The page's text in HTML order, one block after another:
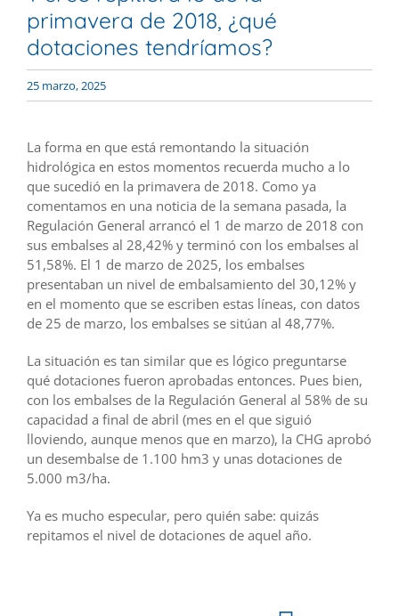
primavera de 2018, ¿qué
dotaciones tendríamos?
25 marzo, 2025
La forma en que está remontando la situación
hidrológica en estos momentos recuerda mucho a lo
que sucedió en la primavera de 2018. Como ya
comentamos en una noticia de la semana pasada, la
Regulación General arrancó el 1 de marzo de 2018 con
sus embalses al 28,42% y terminó con los embalses al
51,58%. El 1 de marzo de 2025, los embalses
presentaban un nivel de embalsamiento del 30,12% y
en el momento que se escriben estas líneas, con datos
de 25 de marzo, los embalses se sitúan al 48,77%.
La situación es tan similar que es lógico preguntarse
qué dotaciones fueron aprobadas entonces. Pues bien,
con los embalses de la Regulación General al 58% de su
capacidad a final de abril (mes en el que siguió
lloviendo, aunque menos que en marzo), la CHG aprobó
un desembalse de 1.100 hm3 y unas dotaciones de
5.000 m3/ha.
Ya es mucho especular, pero quién sabe: quizás
repitamos el nivel de dotaciones de aquel año.